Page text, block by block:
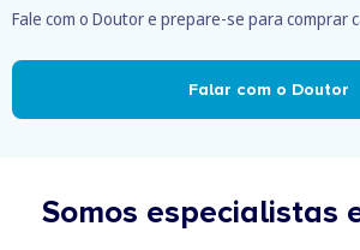
Fale com o Doutor e prepare-se para comprar
Falar com o Doutor
Somos especialistas